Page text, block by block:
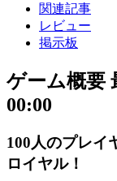
関連記事
レビュー
掲示板
ゲーム概要
00:00
100人のプレイ
ロイヤル！